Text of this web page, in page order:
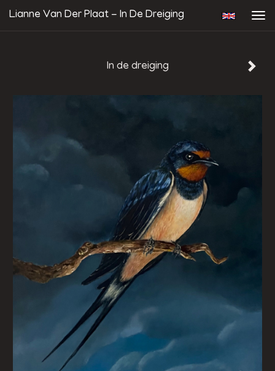
Lianne Van Der Plaat - In De Dreiging
In de dreiging